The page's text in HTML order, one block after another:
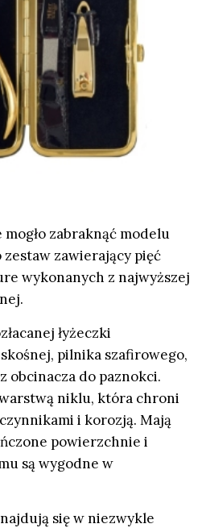
zabraknąć modelu
zestaw zawierający pięć
wykonanych z najwyższej
łyżeczki
pilnika szafirowego,
obcinacza do paznokci.
niklu, która chroni
i korozją. Mają
powierzchnie i
są wygodne w
się w niezwykle